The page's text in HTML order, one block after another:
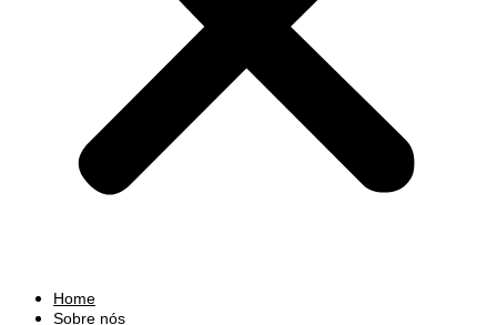
Home
Sobre nós